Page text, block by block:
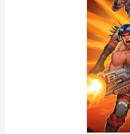
Hardware
Mises à jour
Chiffres de
Rumeurs